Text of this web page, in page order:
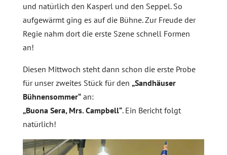
und natürlich den Kasperl und den Seppel. So
aufgewärmt ging es auf die Bühne. Zur Freude der
Regie nahm dort die erste Szene schnell Formen
an!
Diesen Mittwoch steht dann schon die erste Probe
für unser zweites Stück für den „Sandhäuser
Bühnensommer“an:
„Buona Sera, Mrs. Campbell“. Ein Bericht folgt
natürlich!